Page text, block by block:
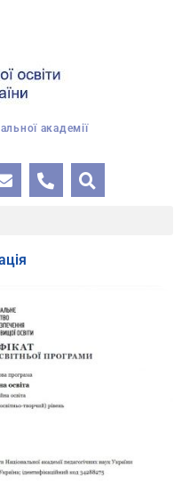
академії